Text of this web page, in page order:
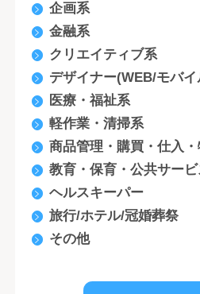
企画系
金融系
クリエイティブ系
デザイナー(WEB/モバ
医療・福祉系
軽作業・清掃系
商品管理・購買・仕入
教育・保育・公共サー
ヘルスキーパー
旅行/ホテル/冠婚葬祭
その他